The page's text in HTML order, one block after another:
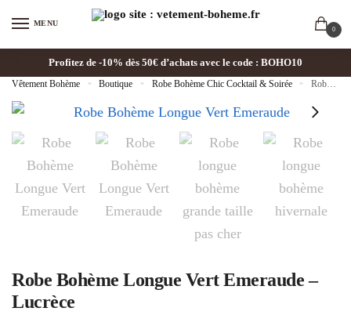
MENU
0
Profitez de -10% dès 50€ d’achats avec le code : BOHO10
Vêtement Bohème » Boutique » Robe Bohème Chic Cocktail & Soirée » Robe Bohème Longue Vert Emeraude – Lucrèce
Robe Bohème Longue Vert Emeraude –
Lucrèce